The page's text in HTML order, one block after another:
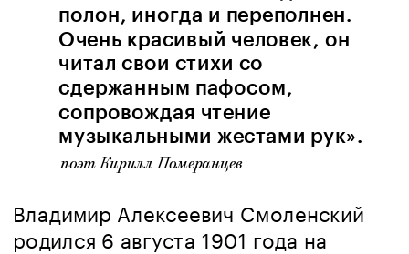
полон, иногда и переполнен.
Очень красивый человек, он
читал свои стихи со
сдержанным пафосом,
сопровождая чтение
поэт Кирилл Померанцев
Владимир Алексеевич Смоленский
родился 6 августа 1901 года на